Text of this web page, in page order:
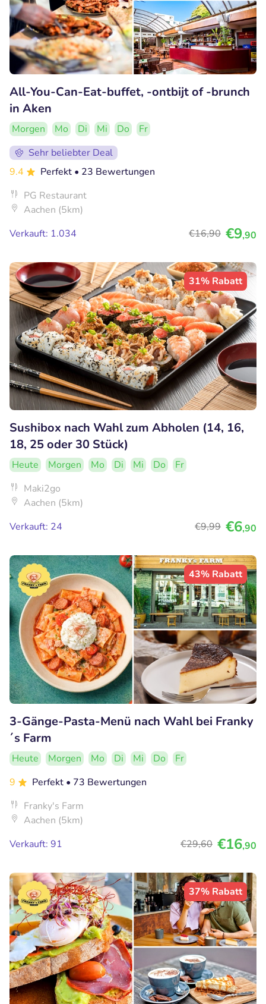
All-You-Can-Eat-buffet, -ontbijt of -brunch
in Aken
Morgen Mo Di Mi Do
Fr
Sehr beliebter Deal
9.4
Perfekt • 23 Bewertungen
PG Restaurant
Aachen (5km)
Verkauft: 1.034
€16,90 €9,90
31% Rabatt
Sushibox nach Wahl zum Abholen (14, 16,
18, 25 oder 30 Stück)
Heute Morgen Mo Di Mi Do
Fr
Maki2go
Aachen (5km)
Verkauft: 24
€9,99 €6,90
43% Rabatt
3-Gänge-Pasta-Menü nach Wahl bei Franky
´s Farm
Heute Morgen Mo Di Mi Do
Fr
9
Perfekt • 73 Bewertungen
Franky's Farm
Aachen (5km)
Verkauft: 91
€29,60 €16,90
37% Rabatt